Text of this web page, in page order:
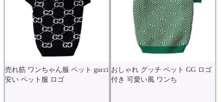
売れ筋 ワンちゃん服 ペット gucci
安い ペット服 ロゴ
おしゃれ グッチ ペット GG ロゴ
付き 可愛い風 ワンち